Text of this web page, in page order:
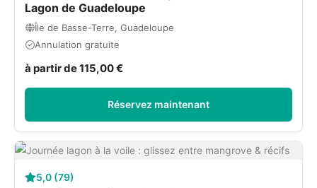
Lagon de Guadeloupe
Île de Basse-Terre, Guadeloupe
Annulation gratuite
à partir de 115,00 €
Réservez maintenant
5,0 (79)